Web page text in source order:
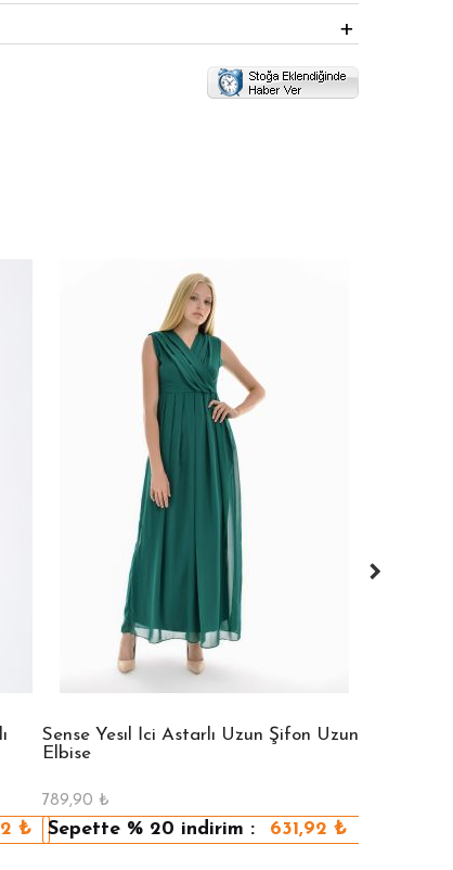
₺
Sense Yesıl İci Astarlı Uzun Şifon Uzun
Elbise
789,90 ₺
Sepette % 20 indirim : 631,92 ₺